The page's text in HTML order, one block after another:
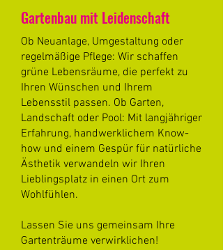
Gartenbau mit Leidenschaft
Ob Neuanlage, Umgestaltung oder
regelmäßige Pflege: Wir schaffen
grüne Lebensräume, die perfekt zu
Ihren Wünschen und Ihrem
Lebensstil passen. Ob Garten,
Landschaft oder Pool: Mit langjähriger
Erfahrung, handwerklichem Know-
how und einem Gespür für natürliche
Ästhetik verwandeln wir Ihren
Lieblingsplatz in einen Ort zum
Wohlfühlen.
Lassen Sie uns gemeinsam Ihre
Gartenträume verwirklichen!